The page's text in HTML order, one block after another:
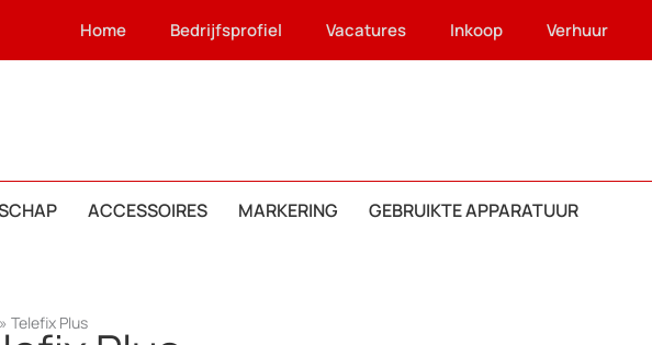
Home Bedrijfsprofiel Vacatures Inkoop Verhuur
ACCESSOIRES MARKERING GEBRUIKTE APPARATUUR
» Telefix Plus